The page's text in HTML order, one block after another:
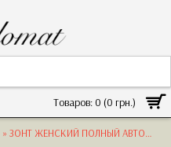
Товаров: 0 (0 грн.)
» ЗОНТ ЖЕНСКИЙ ПОЛНЫЙ АВТОМАТ DE ESSE 3150 "ЛАПЫ", ЧЕРНЫЙPOLYESTER BLACK